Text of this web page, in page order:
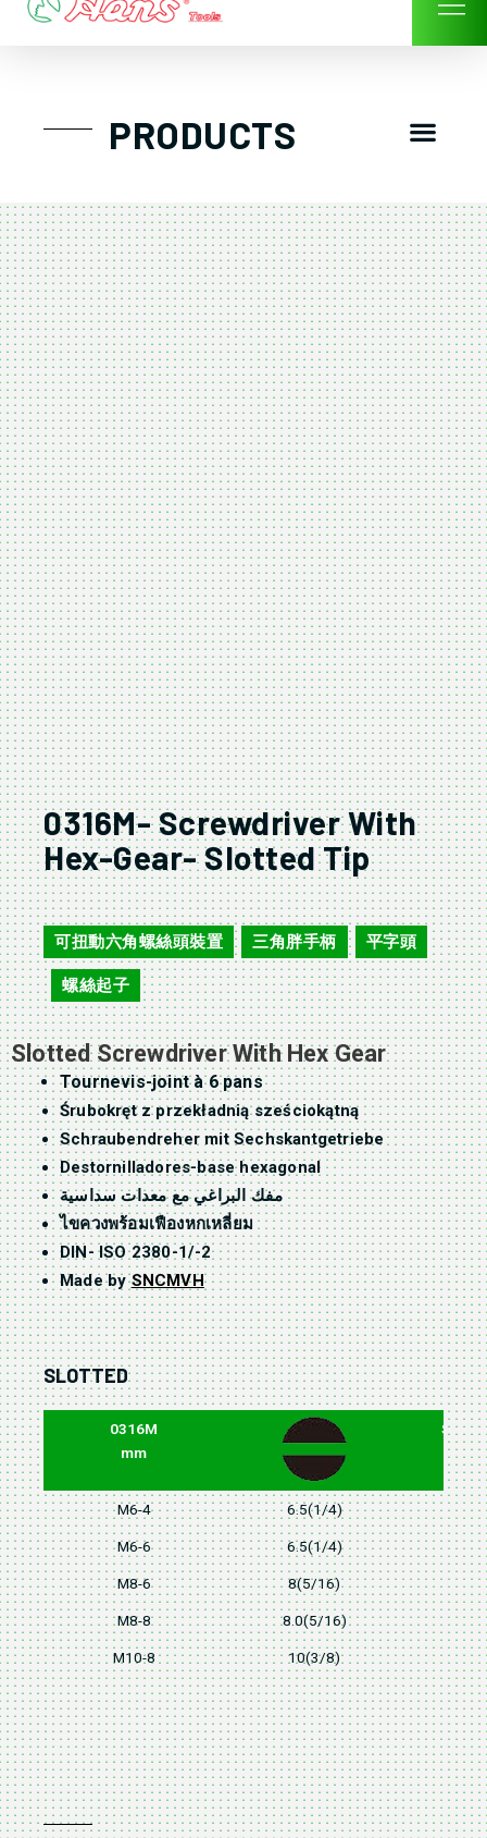
Skip
PRODUCTS
0316M- Screwdriver With
Hex-Gear- Slotted Tip
0316M
可扭動六角螺絲頭裝置 , 三角胖手柄 , 平字頭
, 螺絲起子
Slotted Screwdriver With Hex Gear
Tournevis-joint à 6 pans
Śrubokręt z przekładnią sześciokątną
Schraubendreher mit Sechskantgetriebe
Destornilladores-base hexagonal
مفك البراغي مع معدات سداسية
ไขควงพร้อมเฟืองหกเหลี่ยม
DIN- ISO 2380-1/-2
Made bySNCMVH
SLOTTED
0316M
mm
M6-4 6.5(1/4)
M6-6 6.5(1/4)
M8-6 8(5/16)
M8-8 8.0(5/16)
M10-8 10(3/8)